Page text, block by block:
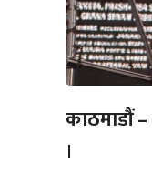
काठमाडौं –
।